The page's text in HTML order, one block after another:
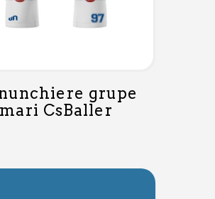
grupe
mari CsBaller